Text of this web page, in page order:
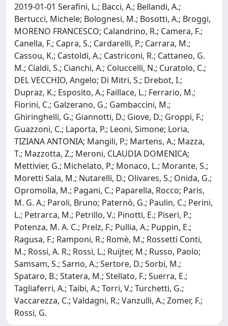
2019-01-01 Serafini, L.; Bacci, A.; Bellandi, A.;
Bertucci, Michele; Bolognesi, M.; Bosotti, A.; Broggi,
MORENO FRANCESCO; Calandrino, R.; Camera, F.;
Canella, F.; Capra, S.; Cardarelli, P.; Carrara, M.;
Cassou, K.; Castoldi, A.; Castriconi, R.; Cattaneo, G.
M.; Cialdi, S.; Cianchi, A.; Coluccelli, N.; Curatolo, C.;
DEL VECCHIO, Angelo; Di Mitri, S.; Drebot, I.;
Dupraz, K.; Esposito, A.; Faillace, L.; Ferrario, M.;
Fiorini, C.; Galzerano, G.; Gambaccini, M.;
Ghiringhelli, G.; Giannotti, D.; Giove, D.; Groppi, F.;
Guazzoni, C.; Laporta, P.; Leoni, Simone; Loria,
TIZIANA ANTONIA; Mangili, P.; Martens, A.; Mazza,
T.; Mazzotta, Z.; Meroni, CLAUDIA DOMENICA;
Mettivier, G.; Michelato, P.; Monaco, L.; Morante, S.;
Moretti Sala, M.; Nutarelli, D.; Olivares, S.; Onida, G.;
Opromolla, M.; Pagani, C.; Paparella, Rocco; Paris,
M. G. A.; Paroli, Bruno; Paternò, G.; Paulin, C.; Perini,
L.; Petrarca, M.; Petrillo, V.; Pinotti, E.; Piseri, P.;
Potenza, M. A. C.; Prelz, F.; Pullia, A.; Puppin, E.;
Ragusa, F.; Ramponi, R.; Romè, M.; Rossetti Conti,
M.; Rossi, A. R.; Rossi, L.; Ruijter, M.; Russo, Paolo;
Samsam, S.; Sarno, A.; Sertore, D.; Sorbi, M.;
Spataro, B.; Statera, M.; Stellato, F.; Suerra, E.;
Tagliaferri, A.; Taibi, A.; Torri, V.; Turchetti, G.;
Vaccarezza, C.; Valdagni, R.; Vanzulli, A.; Zomer, F.;
Rossi, G.